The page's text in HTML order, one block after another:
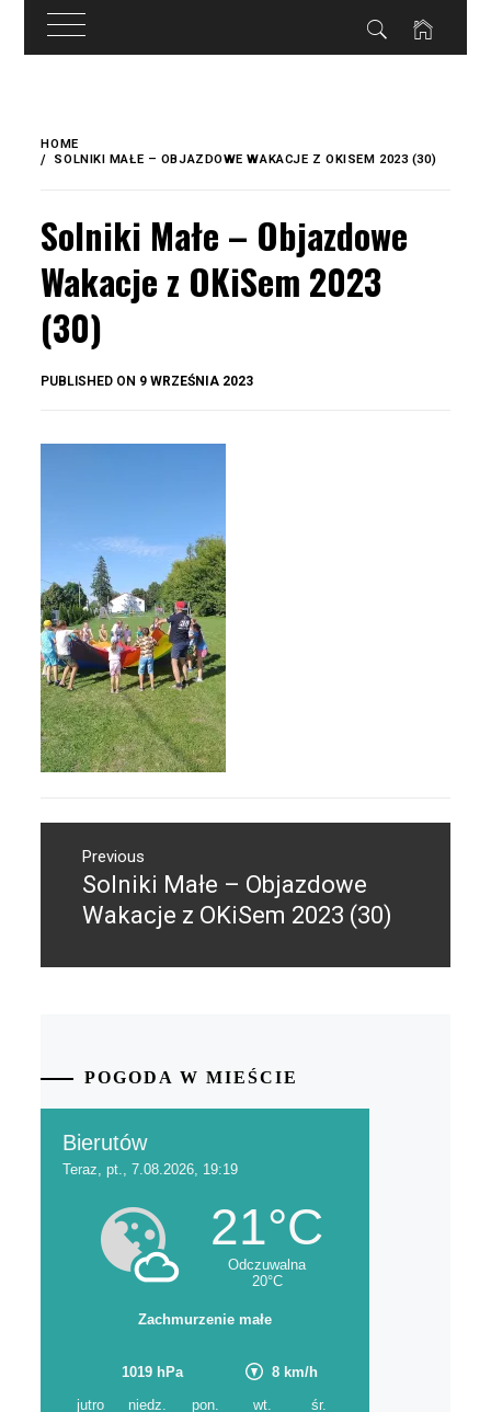
treści
content
HOME
SOLNIKI MAŁE – OBJAZDOWE WAKACJE Z OKISEM 2023 (30)
Solniki Małe – Objazdowe
Wakacje z OKiSem 2023
(30)
PUBLISHED ON 9 WRZEŚNIA 2023
wpisuPrevious
Previous
post:
Solniki Małe – Objazdowe
Wakacje z OKiSem 2023 (30)
POGODA W MIEŚCIE